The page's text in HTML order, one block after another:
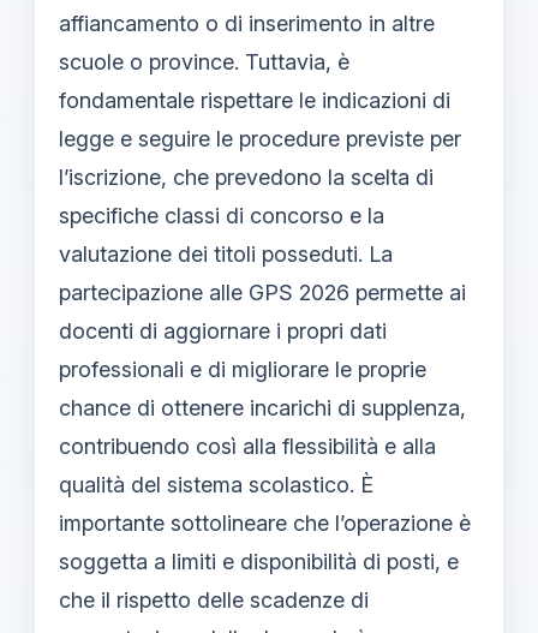
affiancamento o di inserimento in altre
scuole o province. Tuttavia, è
fondamentale rispettare le indicazioni di
legge e seguire le procedure previste per
l’iscrizione, che prevedono la scelta di
specifiche classi di concorso e la
valutazione dei titoli posseduti. La
partecipazione alle GPS 2026 permette ai
docenti di aggiornare i propri dati
professionali e di migliorare le proprie
chance di ottenere incarichi di supplenza,
contribuendo così alla flessibilità e alla
qualità del sistema scolastico. È
importante sottolineare che l’operazione è
soggetta a limiti e disponibilità di posti, e
che il rispetto delle scadenze di